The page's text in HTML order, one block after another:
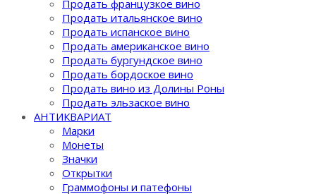
Продать французкое вино
Продать итальянское вино
Продать испанское вино
Продать американское вино
Продать бургундское вино
Продать бордоское вино
Продать вино из Долины Роны
Продать эльзаское вино
АНТИКВАРИАТ
Марки
Монеты
Значки
Открытки
Граммофоны и патефоны